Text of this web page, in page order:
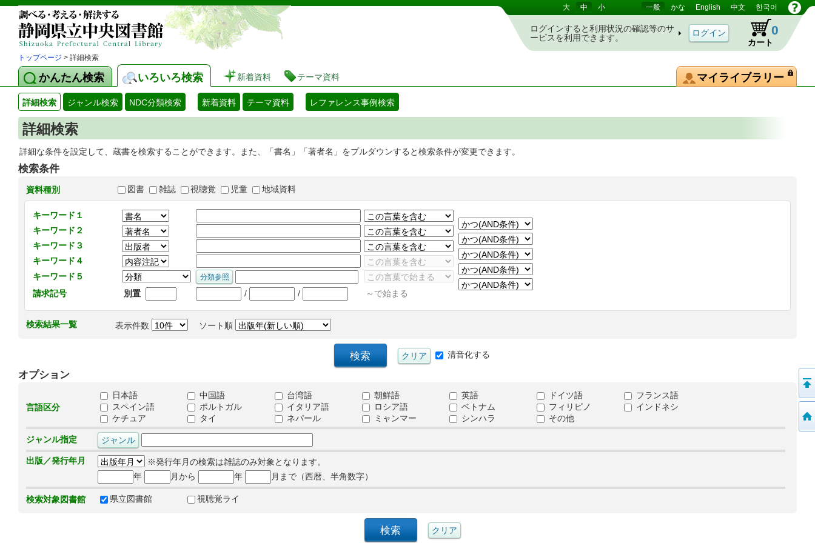
静岡県立図書館 蔵書検索・予約システム 大 中 小 一般 かな English 中文 한국어
ログインすると利用状況の確認等のサ
ービスを利用できます。
カート
0
トップページ > 詳細検索
かんたん検索 いろいろ検索 新着資料 テーマ資料 マイライブラリー
詳細検索 ジャンル検索 NDC分類検索 新着資料 テーマ資料 レファレンス事例検索
詳細検索
詳細な条件を設定して、蔵書を検索することができます。また、「書名」「著者名」をプルダウンすると検索条件が変更できます。
検索条件
資料種別 図書 雑誌 視聴覚 児童 地域資料
キーワード１
キーワード２
キーワード３
キーワード４
キーワード５
請求記号
別置 / / ～で始まる
検索結果一覧 表示件数 ソート順
清音化する
オプション
言語区分
日本語 中国語 台湾語 朝鮮語 英語 ドイツ語
フランス語
スペイン語
ポルトガル イタリア語 ロシア語 ベトナム フィリピノ
インドネシ
ケチュア
タイ ネパール ミャンマー シンハラ その他
ジャンル指定
出版／発行年月
※発行年月の検索は雑誌のみ対象となります。
年
月から 年 月まで（西暦、半角数字）
検索対象図書館 県立図書館 視聴覚ライ